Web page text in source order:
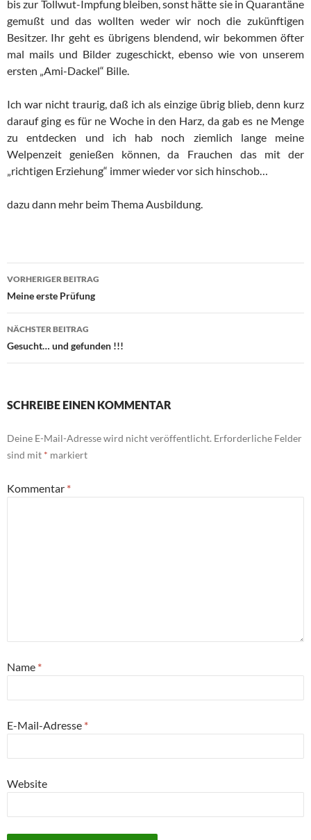
bis zur Tollwut-Impfung bleiben, sonst hätte sie in Quarantäne
gemußt und das wollten weder wir noch die zukünftigen
Besitzer. Ihr geht es übrigens blendend, wir bekommen öfter
mal mails und Bilder zugeschickt, ebenso wie von unserem
ersten „Ami-Dackel“ Bille.
Ich war nicht traurig, daß ich als einzige übrig blieb, denn kurz
darauf ging es für ne Woche in den Harz, da gab es ne Menge
zu entdecken und ich hab noch ziemlich lange meine
Welpenzeit genießen können, da Frauchen das mit der
„richtigen Erziehung“ immer wieder vor sich hinschob…
dazu dann mehr beim Thema Ausbildung.
Beitragsnavigation
VORHERIGER BEITRAG
Meine erste Prüfung
NÄCHSTER BEITRAG
Gesucht… und gefunden !!!
SCHREIBE EINEN KOMMENTAR
Deine E-Mail-Adresse wird nicht veröffentlicht. Erforderliche Felder
sind mit * markiert
Kommentar *
Name *
E-Mail-Adresse *
Website